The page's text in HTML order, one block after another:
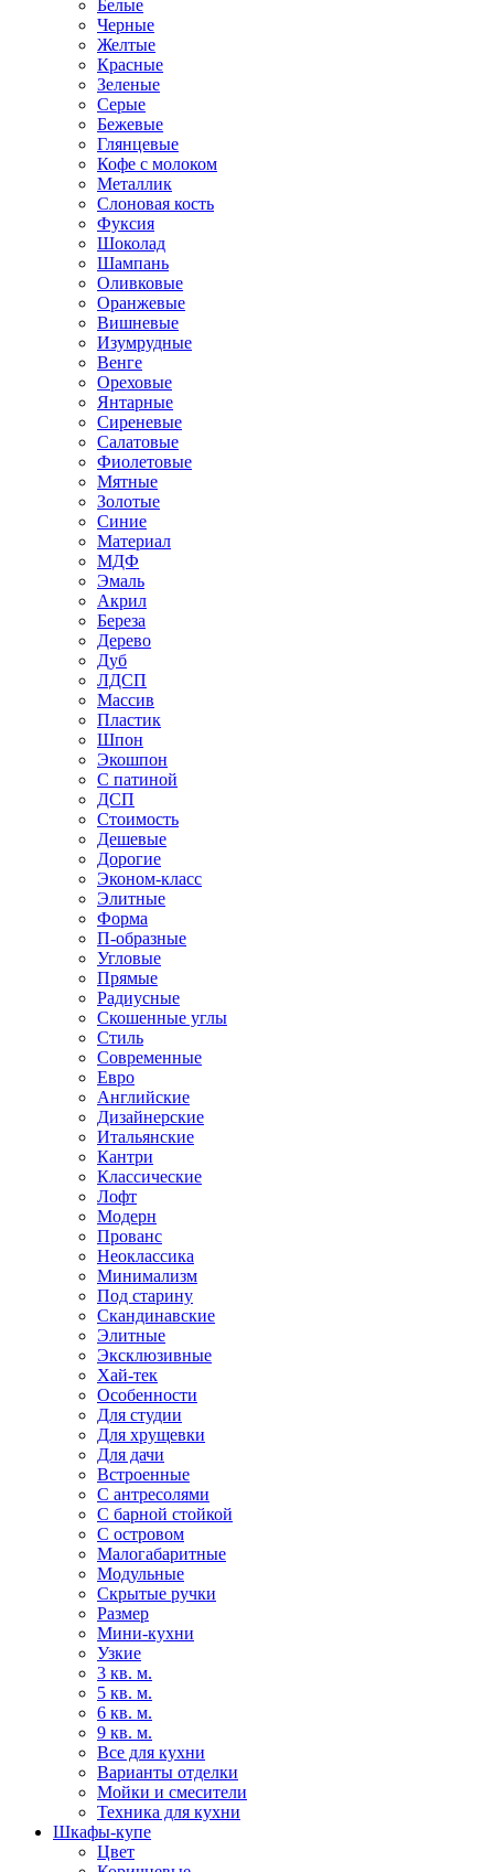
Белые
Черные
Желтые
Красные
Зеленые
Серые
Бежевые
Глянцевые
Кофе с молоком
Металлик
Слоновая кость
Фуксия
Шоколад
Шампань
Оливковые
Оранжевые
Вишневые
Изумрудные
Венге
Ореховые
Янтарные
Сиреневые
Салатовые
Фиолетовые
Мятные
Золотые
Синие
Материал
МДФ
Эмаль
Акрил
Береза
Дерево
Дуб
ЛДСП
Массив
Пластик
Шпон
Экошпон
С патиной
ДСП
Стоимость
Дешевые
Дорогие
Эконом-класс
Элитные
Форма
П-образные
Угловые
Прямые
Радиусные
Скошенные углы
Стиль
Современные
Евро
Английские
Дизайнерские
Итальянские
Кантри
Классические
Лофт
Модерн
Прованс
Неоклассика
Минимализм
Под старину
Скандинавские
Элитные
Эксклюзивные
Хай-тек
Особенности
Для студии
Для хрущевки
Для дачи
Встроенные
С антресолями
С барной стойкой
С островом
Малогабаритные
Модульные
Скрытые ручки
Размер
Мини-кухни
Узкие
3 кв. м.
5 кв. м.
6 кв. м.
9 кв. м.
Все для кухни
Варианты отделки
Мойки и смесители
Техника для кухни
Шкафы-купе
Цвет